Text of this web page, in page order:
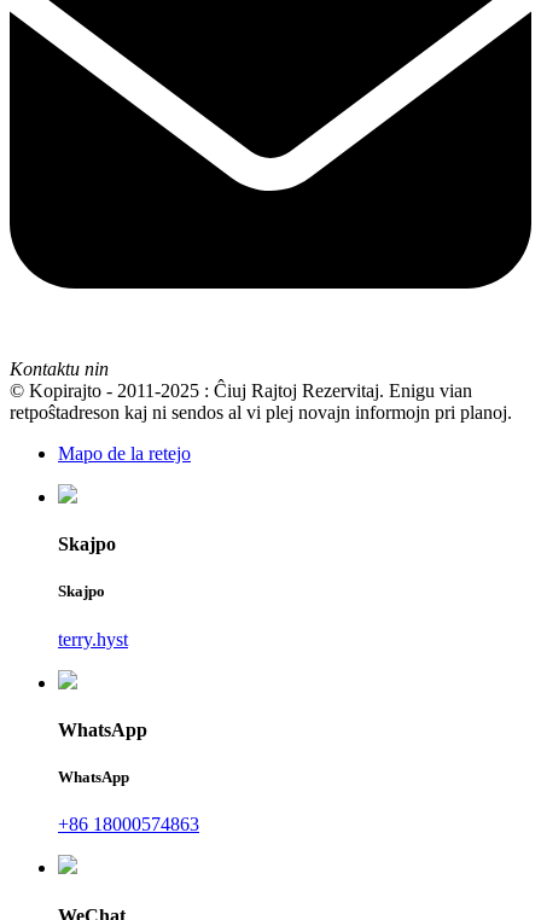
Kontaktu nin
© Kopirajto - 2011-2025 : Ĉiuj Rajtoj Rezervitaj. Enigu vian
retpoŝtadreson kaj ni sendos al vi plej novajn informojn pri planoj.
Mapo de la retejo
Skajpo
Skajpo
terry.hyst
WhatsApp
WhatsApp
+86 18000574863
WeChat